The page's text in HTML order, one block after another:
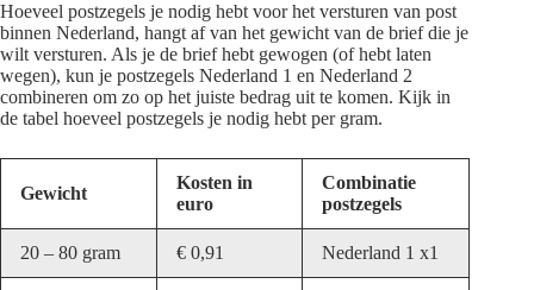
Hoeveel postzegels je nodig hebt voor het versturen van post
binnen Nederland, hangt af van het gewicht van de brief die je
wilt versturen. Als je de brief hebt gewogen (of hebt laten
wegen), kun je postzegels Nederland 1 en Nederland 2
combineren om zo op het juiste bedrag uit te komen. Kijk in
de tabel hoeveel postzegels je nodig hebt per gram.
Gewicht
Kosten in
euro
Combinatie
postzegels
20 – 80 gram € 0,91 Nederland 1 x1